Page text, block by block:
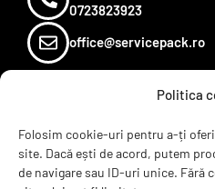
Politica
Folosim cookie-uri pentru a-ți
site. Dacă ești de acord, putem
de navigare sau ID-uri unice.
0723823923
office@servicepack.ro
Termeni si conditii
Recenzii
Contact